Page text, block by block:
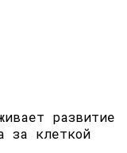
Года
Проведут
Для